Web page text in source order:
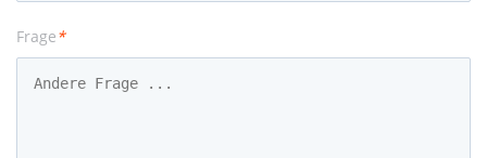
Frage*